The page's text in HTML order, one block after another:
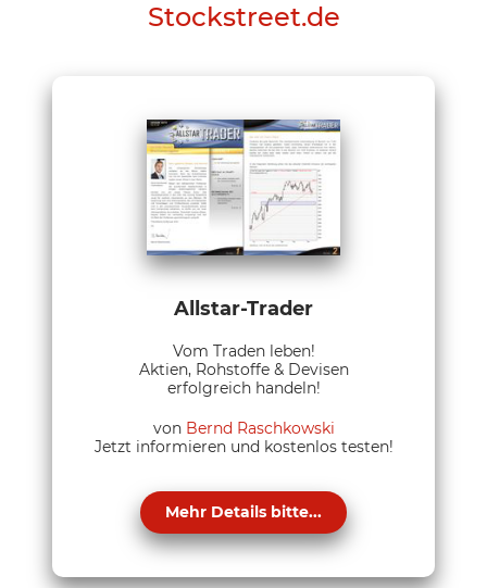
Stockstreet.de
Allstar-Trader
Vom Traden leben!
Aktien, Rohstoffe & Devisen
erfolgreich handeln!
von Bernd Raschkowski
Jetzt informieren und kostenlos testen!
Mehr Details bitte...